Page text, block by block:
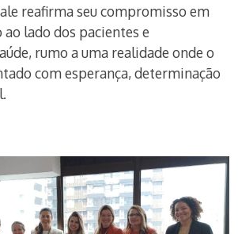
reafirma seu compromisso em
lado dos pacientes e
rumo a uma realidade onde o
com esperança, determinação